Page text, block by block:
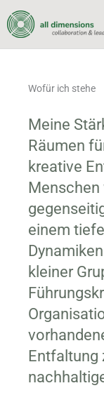
Inhalt
Wofür ich stehe
Meine
Räumen
kreative
Menschen
einem
kleiner
Entfaltung